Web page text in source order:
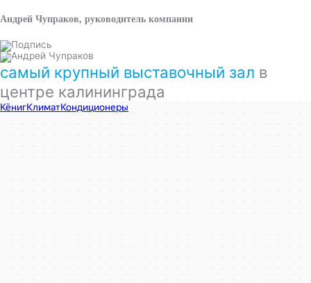
Андрей Чупраков, руководитель компании
самый крупный выставочный зал в
центре калининграда
КёнигКлимат
Кондиционеры в Калининграде